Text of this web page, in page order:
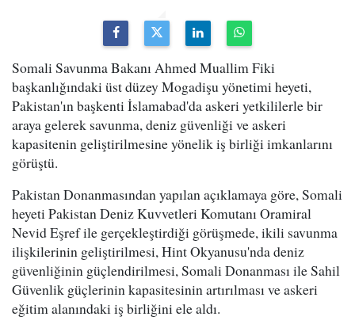
Somali Savunma Bakanı Ahmed Muallim Fiki
başkanlığındaki üst düzey Mogadişu yönetimi heyeti,
Pakistan'ın başkenti İslamabad'da askeri yetkililerle bir
araya gelerek savunma, deniz güvenliği ve askeri
kapasitenin geliştirilmesine yönelik iş birliği imkanlarını
görüştü.
Pakistan Donanmasından yapılan açıklamaya göre, Somali
heyeti Pakistan Deniz Kuvvetleri Komutanı Oramiral
Nevid Eşref ile gerçekleştirdiği görüşmede, ikili savunma
ilişkilerinin geliştirilmesi, Hint Okyanusu'nda deniz
güvenliğinin güçlendirilmesi, Somali Donanması ile Sahil
Güvenlik güçlerinin kapasitesinin artırılması ve askeri
eğitim alanındaki iş birliğini ele aldı.